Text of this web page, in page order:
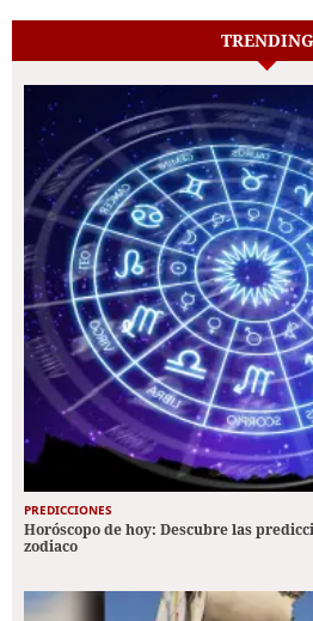
TRENDING
PREDICCIONES
Horóscopo de hoy: Descubre las
zodiaco